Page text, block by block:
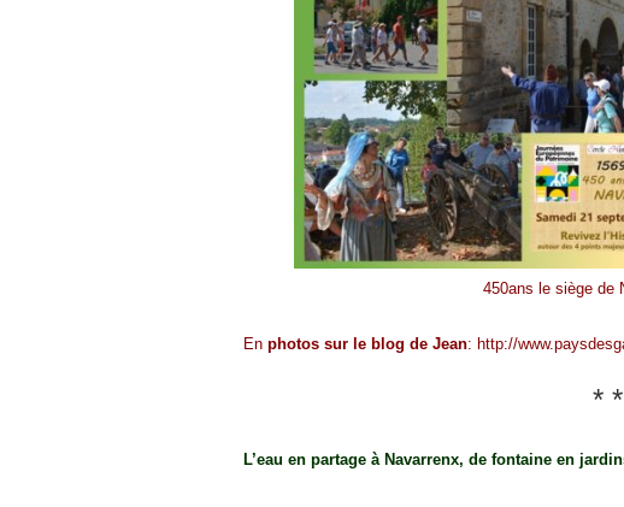
450ans le siège de
En photos sur le blog de Jean: http://
*
L’eau en partage à Navarrenx, de fontaine en